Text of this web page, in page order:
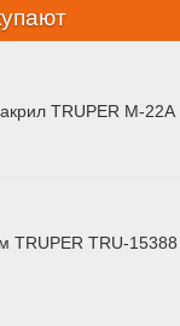
TRUPER M-22A
TRUPER TRU-15388